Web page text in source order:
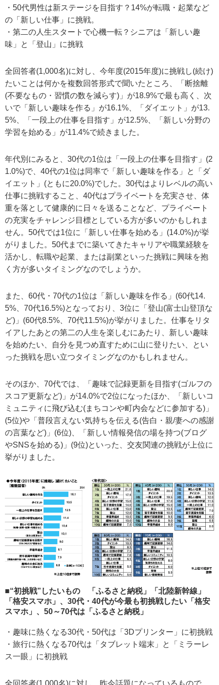
・50代男性は新ステージを目指す？14%が転職・起業など
の「新しい仕事」に挑戦。
・第二の人生スタートで心機一転？シニアは「新しい趣
味」と「登山」に挑戦
全回答者(1,000名)に対し、今年度(2015年度)に挑戦し(続け)
たいことは何かを複数回答形式で聞いたところ、「断捨離
(不要なもの・習慣の数を減らす)」が18.9%で最も高く、次
いで「新しい趣味を作る」が16.1%、「ダイエット」が13.
5%、「一段上の仕事を目指す」が12.5%、「新しい分野の
学習を始める」が11.4%で続きました。
年代別にみると、30代の1位は「一段上の仕事を目指す」(2
1.0%)で、40代の1位は同率で「新しい趣味を作る」と「ダ
イエット」(ともに20.0%)でした。30代はよりレベルの高い
仕事に挑戦すること、40代はプライベートを充実させ、体
重を落として健康的に日々を送ることなど、プライベート
の充実をチャレンジ目標としている方が多いのかもしれま
せん。50代では1位に「新しい仕事を始める」(14.0%)が挙
がりました。50代までに築いてきたキャリアや職業経験を
活かし、転職や起業、または副業といった挑戦に興味を抱
く方が多いタイミングなのでしょうか。
また、60代・70代の1位は「新しい趣味を作る」(60代14.
5%、70代16.5%)となっており、3位に「登山(富士山登頂な
ど)」(60代8.5%、70代11.5%)が挙がりました。仕事をリタ
イアしたあとの第二の人生を楽しむにあたり、新しい趣味
を始めたい、自分を見つめ直すために山に登りたい、とい
った挑戦を思い立つタイミングなのかもしれません。
そのほか、70代では、「趣味で記録更新を目指す(ゴルフの
スコア更新など)」が14.0%で2位になったほか、「新しいコ
ミュニティに飛び込む(まちコンや町内会などに参加する)」
(5位)や「普段言えない気持ちを伝える(告白・親/妻への感謝
の言葉など)」(6位)、「新しい情報発信の場を持つ(ブログ
やSNSを始める)」(9位)といった、交友関連の挑戦が上位に
挙がりました。
■“初挑戦”したいもの 「ふるさと納税」「北陸新幹線」
「格安スマホ」、30代・40代が今最も初挑戦したい「格安
スマホ」、50～70代は「ふるさと納税」
・趣味に熱くなる30代・50代は「3Dプリンター」に初挑戦
・旅行に熱くなる70代は「タブレット端末」と「ミラーレ
ス一眼」に初挑戦